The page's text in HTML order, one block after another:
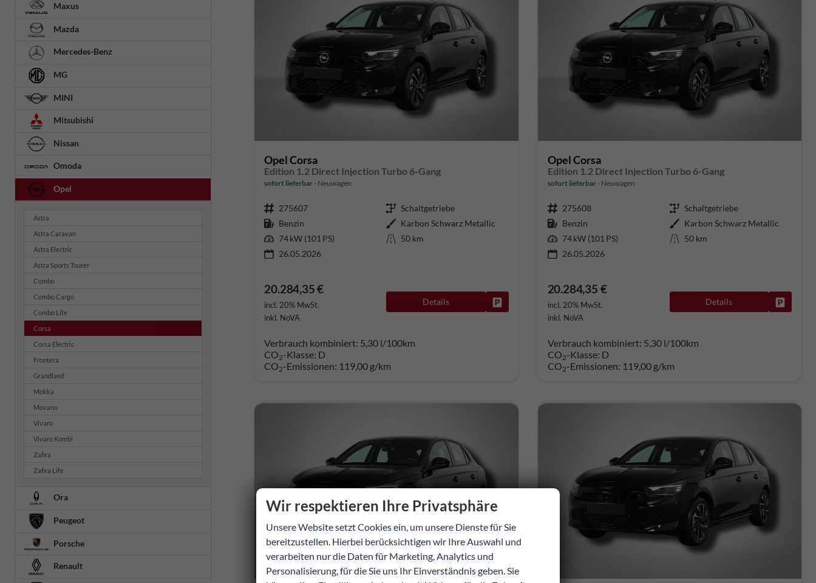
Opel Corsa
Edition 1.2 Direct Injection Turbo 6-Gang
sofort lieferbar Neuwagen
275607
Schaltgetriebe
Benzin
Karbon Schwarz Metallic
74 kW (101 PS)
50 km
26.05.2026
20.284,35 €
incl. 20% MwSt.
inkl. NoVA
Details Fahrzeug parken
Verbrauch kombiniert: 5,30 l/100km
CO2-Klasse: D
CO2-Emissionen: 119,00 g/km
Opel Corsa
Edition 1.2 Direct Injection Turbo 6-Gang
sofort lieferbar Neuwagen
275608
Schaltgetriebe
Benzin
Karbon Schwarz Metallic
74 kW (101 PS)
50 km
26.05.2026
20.284,35 €
incl. 20% MwSt.
inkl. NoVA
Details
Verbrauch kombiniert: 5,30 l/100km
CO2-Klasse: D
CO2-Emissionen: 119,00 g/km
Maxus
Mazda
Mercedes-Benz
MG
MINI
Mitsubishi
Nissan
Omoda
Opel
Astra
Astra Caravan
Astra Electric
Astra Sports Tourer
Combo
Combo Cargo
Combo Life
Corsa
Corsa Electric
Frontera
Grandland
Mokka
Movano
Vivaro
Vivaro Kombi
Zafira
Zafira Life
Ora
Peugeot
Porsche
Renault
Wir respektieren Ihre Privatsphäre
Unsere Website setzt Cookies ein, um unsere Dienste für Sie
bereitzustellen. Hierbei berücksichtigen wir Ihre Auswahl und
verarbeiten nur die Daten für Marketing, Analytics und
Personalisierung, für die Sie uns Ihr Einverständnis geben. Sie